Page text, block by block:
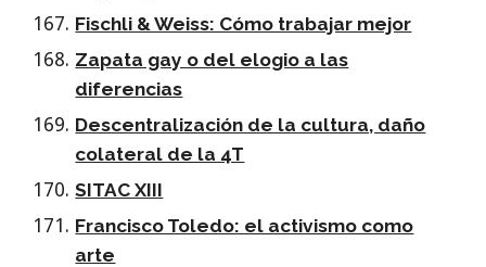
Fischli & Weiss: Cómo trabajar mejor
Zapata gay o del elogio a las
diferencias
Descentralización de la cultura, daño
colateral de la 4T
SITAC XIII
Francisco Toledo: el activismo como
arte